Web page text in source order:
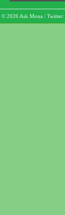
© 2026 Ask Mona / Twitter: